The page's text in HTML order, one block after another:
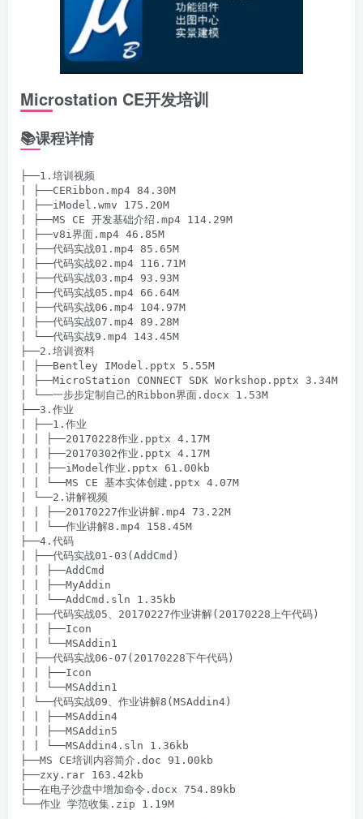
Microstation CE开发培训
📚课程详情
├──1.培训视频
| ├──CERibbon.mp4 84.30M
| ├──iModel.wmv 175.20M
| ├──MS CE 开发基础介绍.mp4 114.29M
| ├──v8i界面.mp4 46.85M
| ├──代码实战01.mp4 85.65M
| ├──代码实战02.mp4 116.71M
| ├──代码实战03.mp4 93.93M
| ├──代码实战05.mp4 66.64M
| ├──代码实战06.mp4 104.97M
| ├──代码实战07.mp4 89.28M
| └──代码实战9.mp4 143.45M
├──2.培训资料
| ├──Bentley IModel.pptx 5.55M
| ├──MicroStation CONNECT SDK Workshop.pptx 3.34M
| └──一步步定制自己的Ribbon界面.docx 1.53M
├──3.作业
| ├──1.作业
| | ├──20170228作业.pptx 4.17M
| | ├──20170302作业.pptx 4.17M
| | ├──iModel作业.pptx 61.00kb
| | └──MS CE 基本实体创建.pptx 4.07M
| └──2.讲解视频
| | ├──20170227作业讲解.mp4 73.22M
| | └──作业讲解8.mp4 158.45M
├──4.代码
| ├──代码实战01-03(AddCmd)
| | ├──AddCmd
| | ├──MyAddin
| | └──AddCmd.sln 1.35kb
| ├──代码实战05、20170227作业讲解(20170228上午代码)
| | ├──Icon
| | └──MSAddin1
| ├──代码实战06-07(20170228下午代码)
| | ├──Icon
| | └──MSAddin1
| └──代码实战09、作业讲解8(MSAddin4)
| | ├──MSAddin4
| | ├──MSAddin5
| | └──MSAddin4.sln 1.36kb
├──MS CE培训内容简介.doc 91.00kb
├──zxy.rar 163.42kb
├──在电子沙盘中增加命令.docx 754.89kb
└──作业 学范收集.zip 1.19M